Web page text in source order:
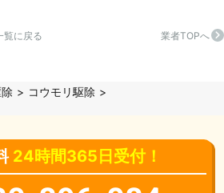
覧に戻る 業者TOPへ
コウモリ駆除
24時間365日受付！